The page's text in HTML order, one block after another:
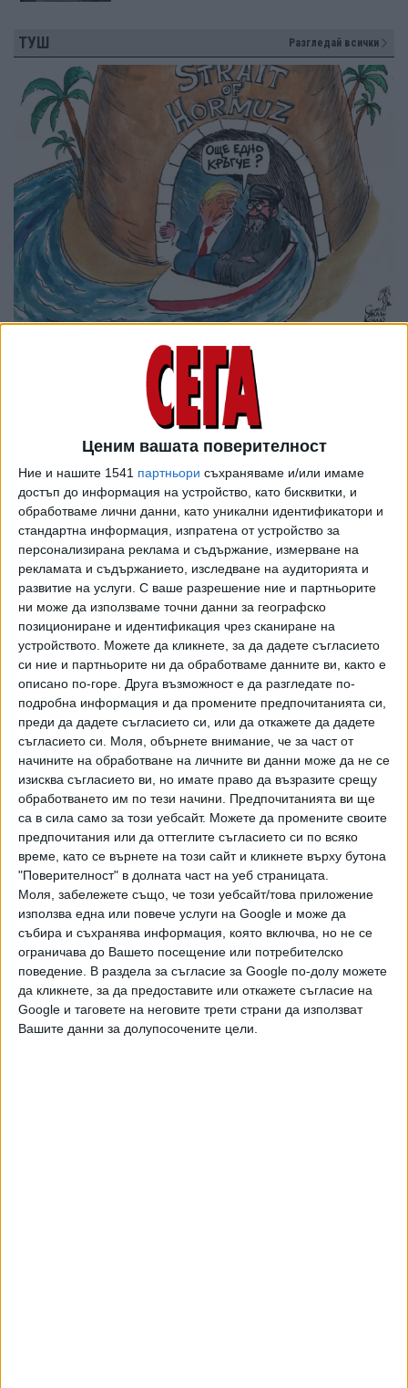
Ценим вашата поверителност
Ние и нашите 1541 партньори съхраняваме и/или имаме
достъп до информация на устройство, като бисквитки, и
обработваме лични данни, като уникални идентификатори и
стандартна информация, изпратена от устройство за
персонализирана реклама и съдържание, измерване на
рекламата и съдържанието, изследване на аудиторията и
развитие на услуги. С ваше разрешение ние и партньорите
ни може да използваме точни данни за географско
позициониране и идентификация чрез сканиране на
устройството. Можете да кликнете, за да дадете съгласието
си ние и партньорите ни да обработваме данните ви, както е
описано по-горе. Друга възможност е да разгледате по-
подробна информация и да промените предпочитанията си,
преди да дадете съгласието си, или да откажете да дадете
съгласието си.
Моля, обърнете внимание, че за част от
начините на обработване на личните ви данни може да не се
изисква съгласието ви, но имате право да възразите срещу
обработването им по тези начини. Предпочитанията ви ще
са в сила само за този уебсайт. Можете да промените своите
предпочитания или да оттеглите съгласието си по всяко
време, като се върнете на този сайт и кликнете върху бутона
"Поверителност" в долната част на уеб страницата.
Моля, забележете също, че този уебсайт/това приложение
използва една или повече услуги на Google и може да
събира и съхранява информация, която включва, но не се
ограничава до Вашето посещение или потребителско
поведение. В раздела за съгласие за Google по-долу можете
да кликнете, за да предоставите или откажете съгласие на
Google и таговете на неговите трети страни да използват
Вашите данни за долупосочените цели.
ТУШ Разгледай всички
ПОСЛЕ Разгледай всички
Хавайската Богородица заплака с фентанилови сълзи
Видео Разгледай всички